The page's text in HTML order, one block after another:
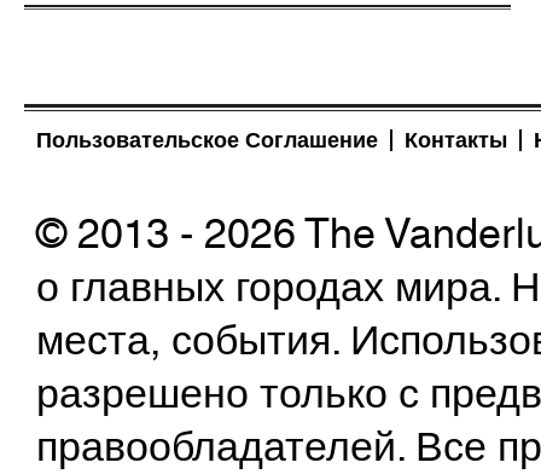
Пользовательское Соглашение Контакты
© 2013 - 2026 The
о главных городах
места, события.
разрешено только с
правообладателей. Все